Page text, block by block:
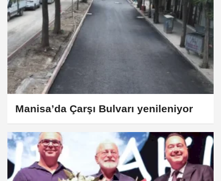
Manisa’da Çarşı Bulvarı yenileniyor